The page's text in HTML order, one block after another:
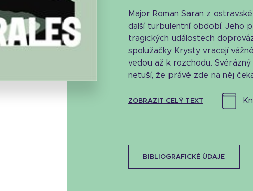
Stáhnout obálku
19.51 KB
Major Roman Saran z
další turbulentní období. Jeho
tragických událostech
spolužačky Krysty vracejí
vedou až k rozchodu.
netuší, že právě zde na něj
ZOBRAZIT CELÝ TEXT
BIBLIOGRAFICKÉ ÚDAJE